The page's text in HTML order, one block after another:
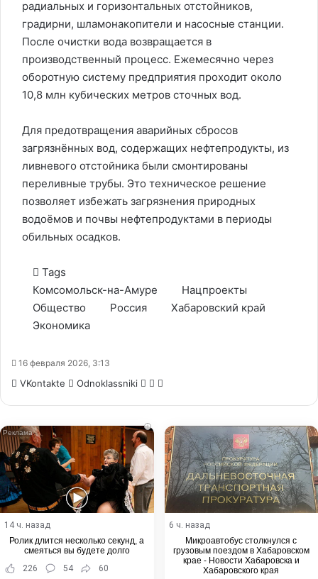
радиальных и горизонтальных отстойников,
градирни, шламонакопители и насосные станции.
После очистки вода возвращается в
производственный процесс. Ежемесячно через
оборотную систему предприятия проходит около
10,8 млн кубических метров сточных вод.
Для предотвращения аварийных сбросов
загрязнённых вод, содержащих нефтепродукты, из
ливневого отстойника были смонтированы
переливные трубы. Это техническое решение
позволяет избежать загрязнения природных
водоёмов и почвы нефтепродуктами в периоды
обильных осадков.
Tags
Комсомольск-на-Амуре
Нацпроекты
Общество
Россия
Хабаровский край
Экономика
16 февраля 2026, 3:13
VKontakte Odnoklassniki WhatsApp
Telegram
i
14 ч. назад
Ролик длится несколько секунд, а
смеяться вы будете долго
226
54 60
6 ч. назад
Микроавтобус столкнулся с
грузовым поездом в Хабаровском
крае - Новости Хабаровска и
Хабаровского края